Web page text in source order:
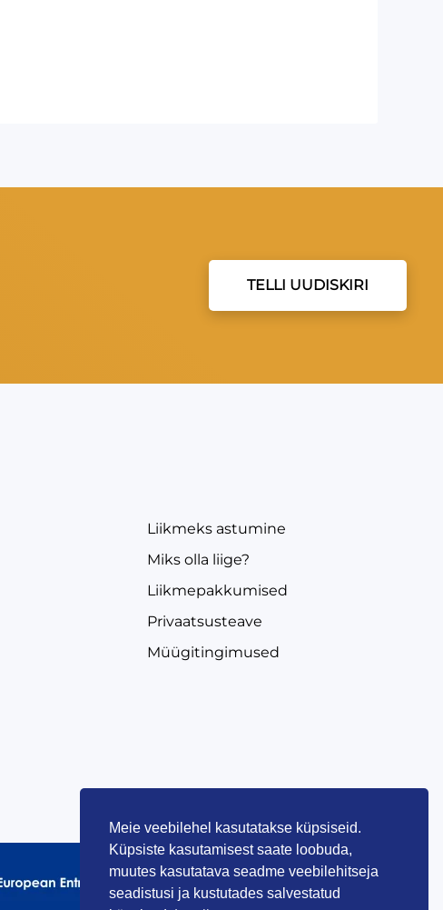
TELLI UUDISKIRI
Liikmeks astumine
Miks olla liige?
Liikmepakkumised
Privaatsusteave
Müügitingimused
Meie veebilehel kasutatakse küpsiseid.
Küpsiste kasutamisest saate loobuda,
muutes kasutatava seadme veebilehitseja
seadistusi ja kustutades salvestatud